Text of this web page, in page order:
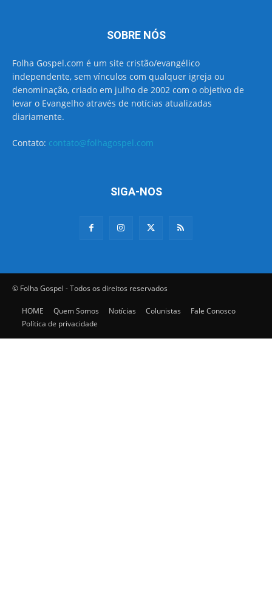
SOBRE NÓS
Folha Gospel.com é um site cristão/evangélico
independente, sem vínculos com qualquer igreja ou
denominação, criado em julho de 2002 com o objetivo de
levar o Evangelho através de notícias atualizadas
diariamente.
Contato: contato@folhagospel.com
SIGA-NOS
© Folha Gospel - Todos os direitos reservados
HOME Quem Somos Notícias Colunistas
Fale Conosco
Política de privacidade